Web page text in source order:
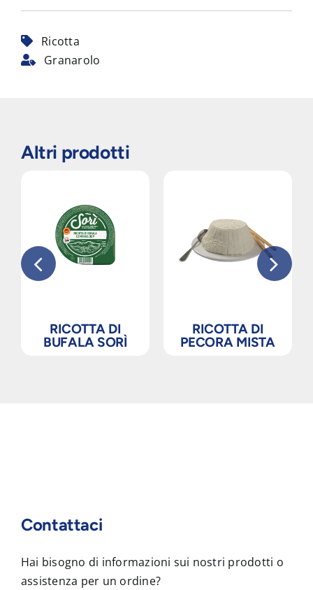
Ricotta
Granarolo
Altri prodotti
RICOTTA DI
BUFALA SORÌ
RICOTTA DI
PECORA MISTA
Contattaci
Hai bisogno di informazioni sui nostri prodotti o
assistenza per un ordine?